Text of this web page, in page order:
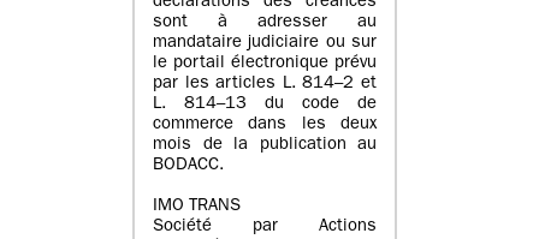
sont à adresser au
mandataire judiciaire ou sur
le portail électronique prévu
par les articles L. 814–2 et
L. 814–13 du code de
commerce dans les deux
mois de la publication au
BODACC.
IMO TRANS
Société par Actions